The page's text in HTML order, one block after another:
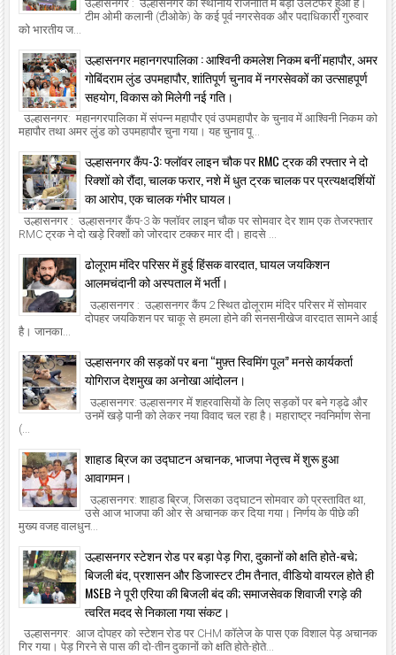
उल्हासनगर : उल्हासनगर की स्थानीय राजनीति में बड़ा उलटफेर हुआ है।
टीम ओमी कलानी (टीओके) के कई पूर्व नगरसेवक और पदाधिकारी गुरुवार
को भारतीय ज...
उल्हासनगर महानगरपालिका : आश्विनी कमलेश निकम बनीं महापौर, अमर
गोबिंदराम लुंड उपमहापौर, शांतिपूर्ण चुनाव में नगरसेवकों का उत्साहपूर्ण
सहयोग, विकास को मिलेगी नई गति।
उल्हासनगर: महानगरपालिका में संपन्न महापौर एवं उपमहापौर के चुनाव में आश्विनी निकम को
महापौर तथा अमर लुंड को उपमहापौर चुना गया। यह चुनाव पू...
उल्हासनगर कैंप-3: फ्लॉवर लाइन चौक पर RMC ट्रक की रफ्तार ने दो
रिक्शों को रौंदा, चालक फरार, नशे में धुत ट्रक चालक पर प्रत्यक्षदर्शियों
का आरोप, एक चालक गंभीर घायल।
उल्हासनगर : उल्हासनगर कैंप-3 के फ्लॉवर लाइन चौक पर सोमवार देर शाम एक तेजरफ्तार
RMC ट्रक ने दो खड़े रिक्शों को जोरदार टक्कर मार दी। हादसे ...
ढोलूराम मंदिर परिसर में हुई हिंसक वारदात, घायल जयकिशन
आलमचंदानी को अस्पताल में भर्ती।
उल्हासनगर : उल्हासनगर कैंप 2 स्थित ढोलूराम मंदिर परिसर में सोमवार
दोपहर जयकिशन पर चाकू से हमला होने की सनसनीखेज वारदात सामने आई
है। जानका...
उल्हासनगर की सड़कों पर बना “मुफ़्त स्विमिंग पूल” मनसे कार्यकर्ता
योगिराज देशमुख का अनोखा आंदोलन।
उल्हासनगर: उल्हासनगर में शहरवासियों के लिए सड़कों पर बने गड्ढे और
उनमें खड़े पानी को लेकर नया विवाद चल रहा है। महाराष्ट्र नवनिर्माण सेना
(...
शाहाड ब्रिज का उद्घाटन अचानक, भाजपा नेतृत्त्व में शुरू हुआ
आवागमन।
उल्हासनगर: शाहाड ब्रिज, जिसका उद्घाटन सोमवार को प्रस्तावित था,
उसे आज भाजपा की ओर से अचानक कर दिया गया। निर्णय के पीछे की
मुख्य वजह वालधुन...
उल्हासनगर स्टेशन रोड पर बड़ा पेड़ गिरा, दुकानों को क्षति होते-बचे;
बिजली बंद, प्रशासन और डिजास्टर टीम तैनात, वीडियो वायरल होते ही
MSEB ने पूरी एरिया की बिजली बंद की; समाजसेवक शिवाजी रगड़े की
त्वरित मदद से निकाला गया संकट।
उल्हासनगर: आज दोपहर को स्टेशन रोड पर CHM कॉलेज के पास एक विशाल पेड़ अचानक
गिर गया। पेड़ गिरने से पास की दो-तीन दुकानों को क्षति होते-होते...